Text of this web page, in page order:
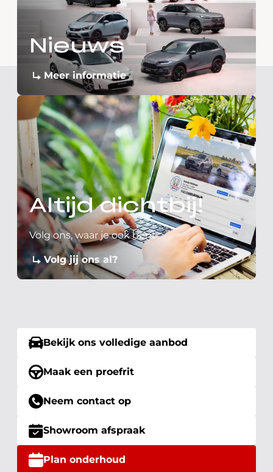
Nieuws
Meer informatie
Altijd dichtbij!
Volg ons, waar je ook bent
Volg jij ons al?
Bekijk ons volledige aanbod
Maak een proefrit
Neem contact op
Showroom afspraak
Plan onderhoud